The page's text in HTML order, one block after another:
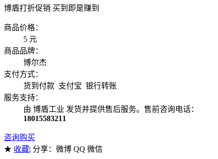
博盾打折促销 买到即是赚到
商品价格：
5 元
商品品牌：
博尔杰
支付方式：
货到付款 支付宝 银行转账
服务支持：
由 博盾工业 发货并提供售后服务。售前咨询电话：
18015583211
咨询购买
★ 收藏| 分享： 微博 QQ 微信